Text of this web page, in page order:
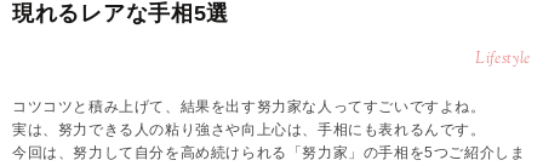
現れるレアな手相5選
Lifestyle
コツコツと積み上げて、結果を出す努力家な人ってすごいですよね。
実は、努力できる人の粘り強さや向上心は、手相にも表れるんです。
今回は、努力して自分を高め続けられる「努力家」の手相を5つご紹介しま